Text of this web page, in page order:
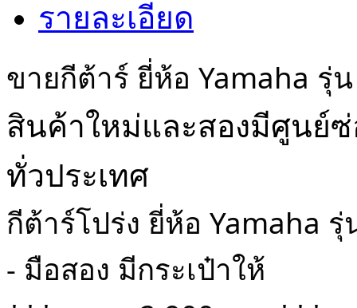
รายละเอียด
ขายกีต้าร์ ยี่ห้อ Yamaha รุ่
สินค้าใหม่และสองมีศูนย์
ทั่วประเทศ
กีต้าร์โปร่ง ยี่ห้อ Yamaha
- มือสอง มีกระเป๋าให้